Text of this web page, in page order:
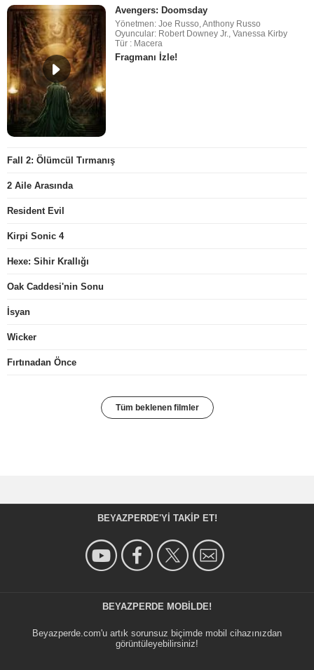
Avengers: Doomsday
Yönetmen: Joe Russo, Anthony Russo
Oyuncular: Robert Downey Jr., Vanessa Kirby
Tür : Macera
Fragmanı İzle!
Fall 2: Ölümcül Tırmanış
2 Aile Arasında
Resident Evil
Kirpi Sonic 4
Hexe: Sihir Krallığı
Oak Caddesi'nin Sonu
İsyan
Wicker
Fırtınadan Önce
Tüm beklenen filmler
BEYAZPERDE'YI TAKIP ET!
BEYAZPERDE MOBILDE!
Beyazperde.com'u artık sorunsuz biçimde mobil cihazınızdan
görüntüleyebilirsiniz!